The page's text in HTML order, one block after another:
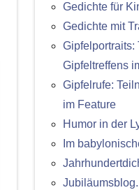
Gedichte für
Gedichte mit
Gipfelportraits:
Gipfeltreffens
Gipfelrufe:
im Feature
Humor in der
Im